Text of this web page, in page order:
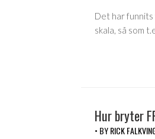
Det har funnits
skala, så som
Hur bryter
• BYRICK